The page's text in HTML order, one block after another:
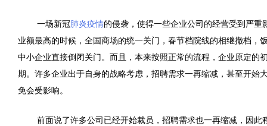
一场新冠肺炎疫情的侵袭，使得一些企业公司的经营受到严
业额最高的时候，全国商场的统一关门，春节档院线的相继撤档
中小企业直接倒闭关门。而且，本来按照正常的流程，企业原定
期。许多企业出于自身的战略考虑，招聘需求一再缩减，甚至开
免会受影响。
前面说了许多公司已经开始裁员，招聘需求也一再缩减，因